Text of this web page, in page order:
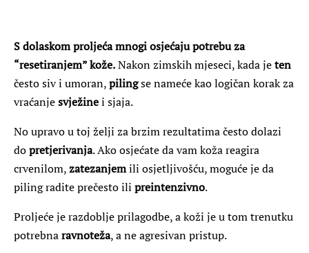
S dolaskom proljeća mnogi osjećaju potrebu za
“resetiranjem” kože.Nakon zimskih mjeseci, kada jeten
često siv i umoran,pilingse nameće kao logičan korak za
vraćanjesvježinei sjaja.
No upravo u toj želji za brzim rezultatima često dolazi
dopretjerivanja. Ako osjećate da vam koža reagira
crvenilom,zatezanjemili osjetljivošću, moguće je da
piling radite prečesto ili preintenzivno.
Proljeće je razdoblje prilagodbe, a koži je u tom trenutku
potrebnaravnoteža, a ne agresivan pristup.